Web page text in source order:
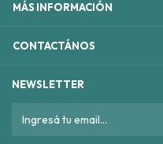
MÁS INFORMACIÓN
CONTACTÁNOS
NEWSLETTER